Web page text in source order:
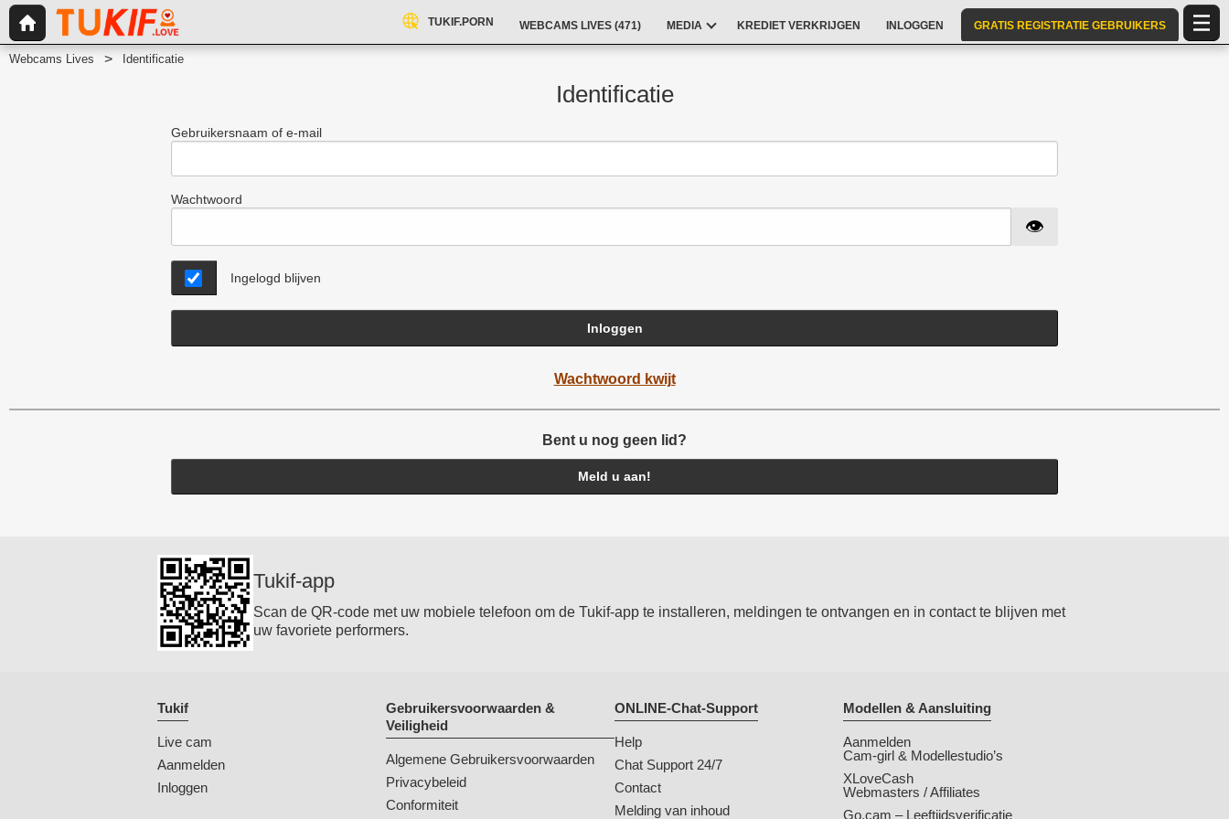
TUKIF.PORN WEBCAMS LIVES (471) MEDIA KREDIET VERKRIJGEN INLOGGEN GRATIS REGISTRATIE GEBRUIKERS
Webcams Lives Identificatie
Identificatie
Gebruikersnaam of e-mail
Wachtwoord
Ingelogd blijven
Inloggen
Wachtwoord kwijt
Bent u nog geen lid?
Meld u aan!
Tukif-app
Scan de QR-code met uw mobiele telefoon om de Tukif-app te installeren, meldingen te ontvangen en in contact te blijven met
uw favoriete performers.
Tukif
Live cam
Aanmelden
Inloggen
Gebruikersvoorwaarden &
Veiligheid
Algemene Gebruikersvoorwaarden
Privacybeleid
Conformiteit
ONLINE-Chat-Support
Help
Chat Support 24/7
Contact
Melding van inhoud
Modellen & Aansluiting
Aanmelden
Cam-girl & Modellestudio’s
XLoveCash
Webmasters / Affiliates
Go.cam – Leeftijdsverificatie